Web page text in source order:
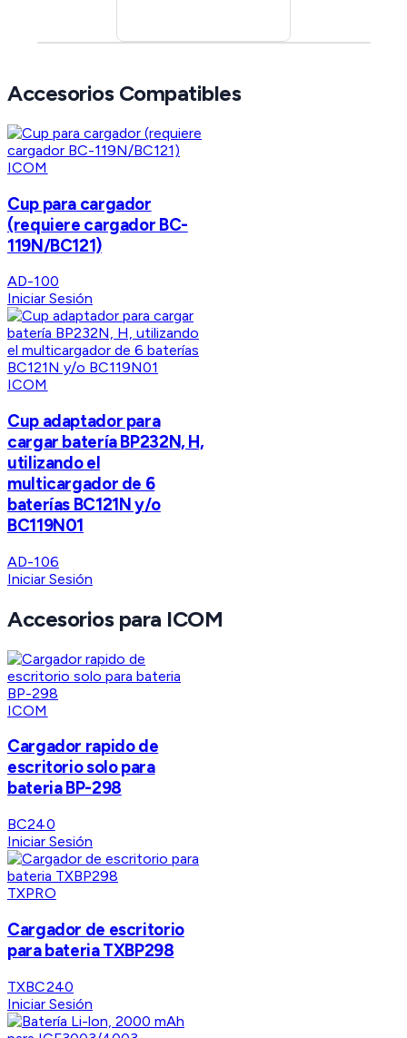
Accesorios Compatibles
ICOM
Cup para cargador
(requiere cargador BC-
119N/BC121)
AD-100
Iniciar Sesión
ICOM
Cup adaptador para
cargar batería BP232N, H,
utilizando el
multicargador de 6
baterías BC121N y/o
BC119N01
AD-106
Iniciar Sesión
Accesorios para ICOM
ICOM
Cargador rapido de
escritorio solo para
bateria BP-298
BC240
Iniciar Sesión
TXPRO
Cargador de escritorio
para bateria TXBP298
TXBC240
Iniciar Sesión